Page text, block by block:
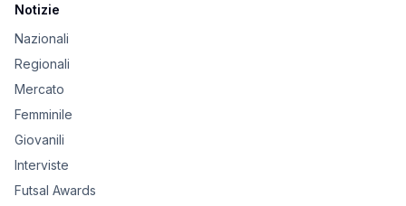
Notizie
Nazionali
Regionali
Mercato
Femminile
Giovanili
Interviste
Futsal Awards